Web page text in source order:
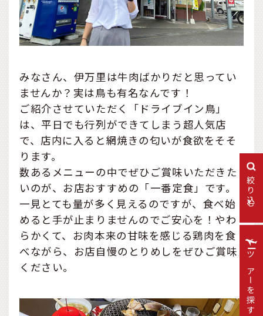
絞り込む
みなさん、伊万里は牛肉ばかりだと思ってい
ませんか？実は鳥も有名なんです！
ご紹介させていただく「ドライブイン鳥」
は、平日でも行列ができてしまう超人気店
で、店内に入ると網焼きの匂いが食欲をそそ
ります。
数あるメニューの中でぜひご賞味いただきた
いのが、お店おすすめの「一番定食」です。
一見とても量が多く見えるのですが、食べ始
めると手が止まりませんのでご安心を！やわ
らかくて、お肉本来の甘味を感じる鶏肉を食
べながら、お店自慢のとりめしをぜひご賞味
ください。
ツアーを探す